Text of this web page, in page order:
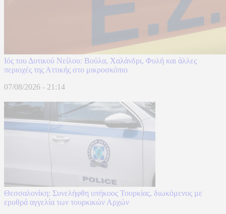
Ιός του Δυτικού Νείλου: Βούλα, Χαλάνδρι, Φυλή και άλλες
περιοχές της Αττικής στο μικροσκόπιο
07/08/2026 - 21:14
Θεσσαλονίκη: Συνελήφθη υπήκοος Τουρκίας, διωκόμενος με
ερυθρά αγγελία των τουρκικών Αρχών